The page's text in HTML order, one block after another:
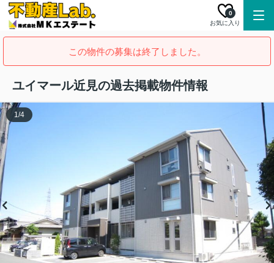
お気に入り
0
この物件の募集は終了しました。
ユイマール近見の過去掲載物件情報
1/4